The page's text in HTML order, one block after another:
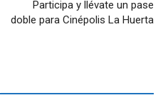
Participa y llévate un pase
doble para Cinépolis La Huerta